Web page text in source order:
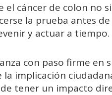
cáncer de colon no
la prueba antes
y actuar a tiempo.
con paso firme en
implicación
tener un impacto